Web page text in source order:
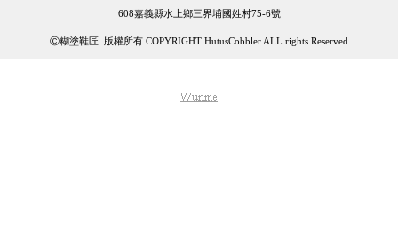
608嘉義縣水上鄉三界埔國姓村75-6號
Ⓒ糊塗鞋匠 版權所有 COPYRIGHT HutusCobbler ALL rights Reserved